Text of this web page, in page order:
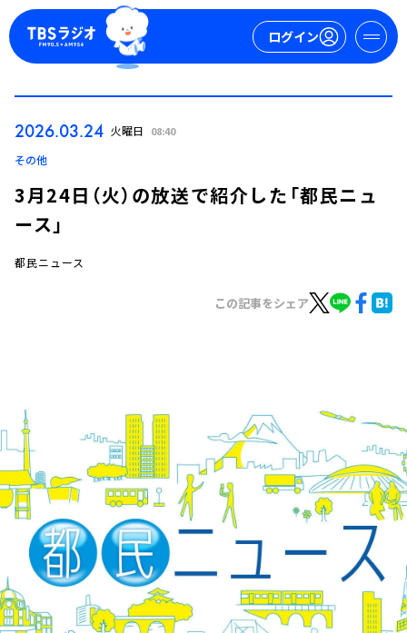
ログイン
イベント・グッズ
YouTube
会社情報
2026.03.24 火曜日 08:40
その他
3月24日（火）の放送で紹介した「都民ニュ
ース」
都民ニュース
この記事をシェア